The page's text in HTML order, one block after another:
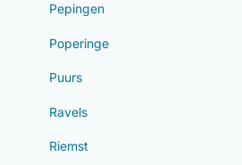
Pepingen
Poperinge
Puurs
Ravels
Riemst